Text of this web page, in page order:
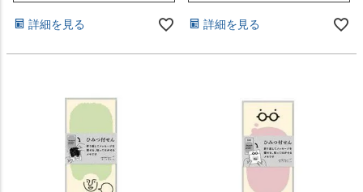
詳細を見る 詳細を見る